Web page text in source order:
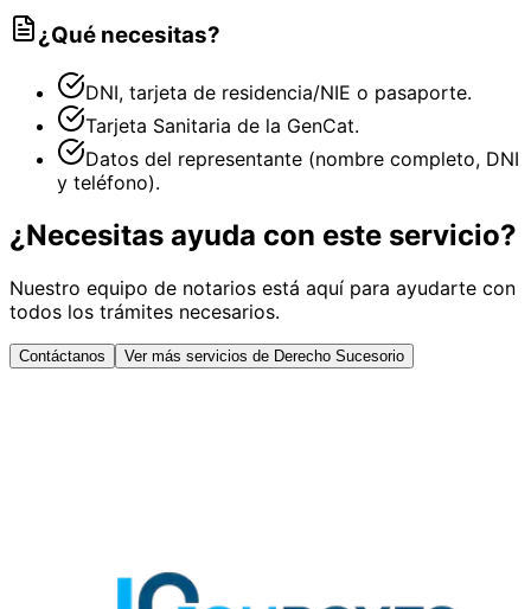
¿Qué necesitas?
DNI, tarjeta de residencia/NIE o pasaporte.
Tarjeta Sanitaria de la GenCat.
Datos del representante (nombre completo, DNI
y teléfono).
¿Necesitas ayuda con este servicio?
Nuestro equipo de notarios está aquí para ayudarte con
todos los trámites necesarios.
Contáctanos Ver más servicios de Derecho Sucesorio